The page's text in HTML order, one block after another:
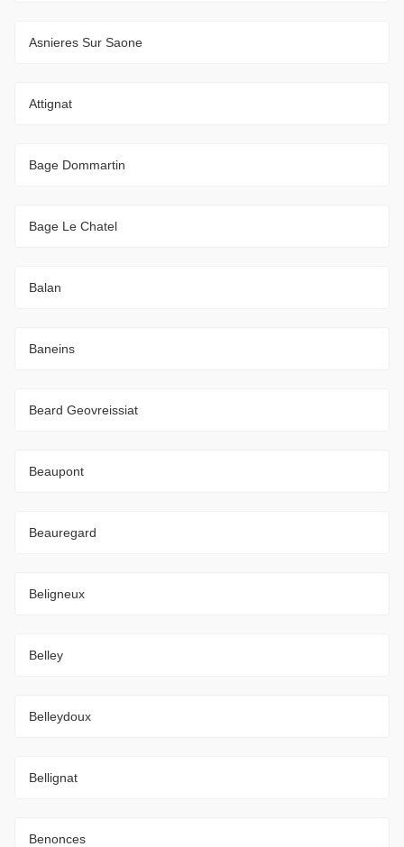
Asnieres Sur Saone
Attignat
Bage Dommartin
Bage Le Chatel
Balan
Baneins
Beard Geovreissiat
Beaupont
Beauregard
Beligneux
Belley
Belleydoux
Bellignat
Benonces